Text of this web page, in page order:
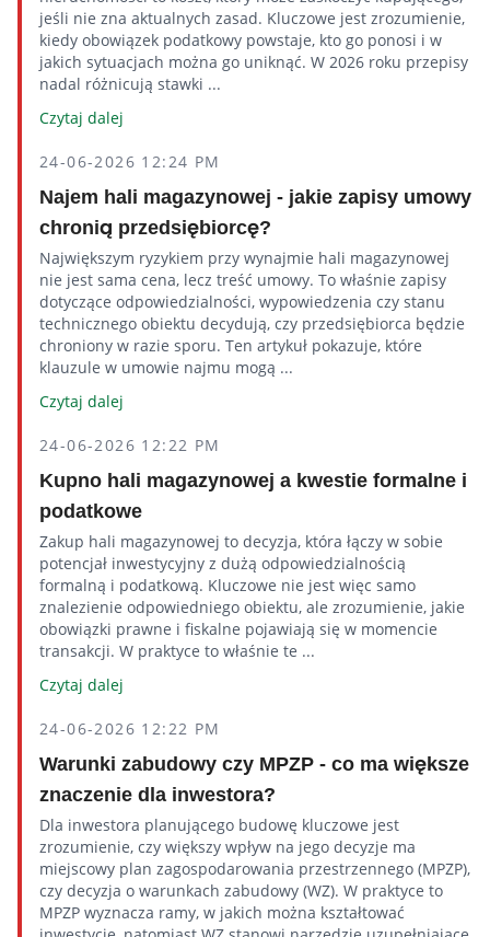
jeśli nie zna aktualnych zasad. Kluczowe jest zrozumienie,
kiedy obowiązek podatkowy powstaje, kto go ponosi i w
jakich sytuacjach można go uniknąć. W 2026 roku przepisy
nadal różnicują stawki ...
Czytaj dalej
24-06-2026 12:24 PM
Najem hali magazynowej - jakie zapisy umowy
chronią przedsiębiorcę?
Największym ryzykiem przy wynajmie hali magazynowej
nie jest sama cena, lecz treść umowy. To właśnie zapisy
dotyczące odpowiedzialności, wypowiedzenia czy stanu
technicznego obiektu decydują, czy przedsiębiorca będzie
chroniony w razie sporu. Ten artykuł pokazuje, które
klauzule w umowie najmu mogą ...
Czytaj dalej
24-06-2026 12:22 PM
Kupno hali magazynowej a kwestie formalne i
podatkowe
Zakup hali magazynowej to decyzja, która łączy w sobie
potencjał inwestycyjny z dużą odpowiedzialnością
formalną i podatkową. Kluczowe nie jest więc samo
znalezienie odpowiedniego obiektu, ale zrozumienie, jakie
obowiązki prawne i fiskalne pojawiają się w momencie
transakcji. W praktyce to właśnie te ...
Czytaj dalej
24-06-2026 12:22 PM
Warunki zabudowy czy MPZP - co ma większe
znaczenie dla inwestora?
Dla inwestora planującego budowę kluczowe jest
zrozumienie, czy większy wpływ na jego decyzje ma
miejscowy plan zagospodarowania przestrzennego (MPZP),
czy decyzja o warunkach zabudowy (WZ). W praktyce to
MPZP wyznacza ramy, w jakich można kształtować